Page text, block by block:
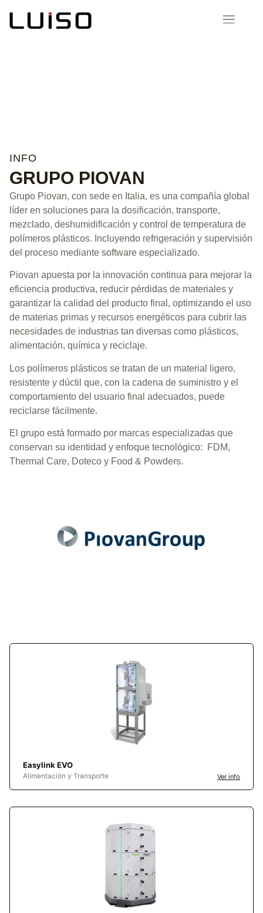
INFO
GRUPO PIOVAN
Grupo Piovan, con sede en Italia, es una compañía global
líder en soluciones para la dosificación, transporte,
mezclado, deshumidificación y control de temperatura de
polímeros plásticos. Incluyendo refrigeración y supervisión
del proceso mediante software especializado.
Piovan apuesta por la innovación continua para mejorar la
eficiencia productiva, reducir pérdidas de materiales y
garantizar la calidad del producto final, optimizando el uso
de materias primas y recursos energéticos para cubrir las
necesidades de industrias tan diversas como plásticos,
alimentación, química y reciclaje.
Los polímeros plásticos se tratan de un material ligero,
resistente y dúctil que, con la cadena de suministro y el
comportamiento del usuario final adecuados, puede
reciclarse fácilmente.
El grupo está formado por marcas especializadas que
conservan su identidad y enfoque tecnológico: FDM,
Thermal Care, Doteco y Food & Powders.
Easylink EVO
Alimentación y Transporte Ver info